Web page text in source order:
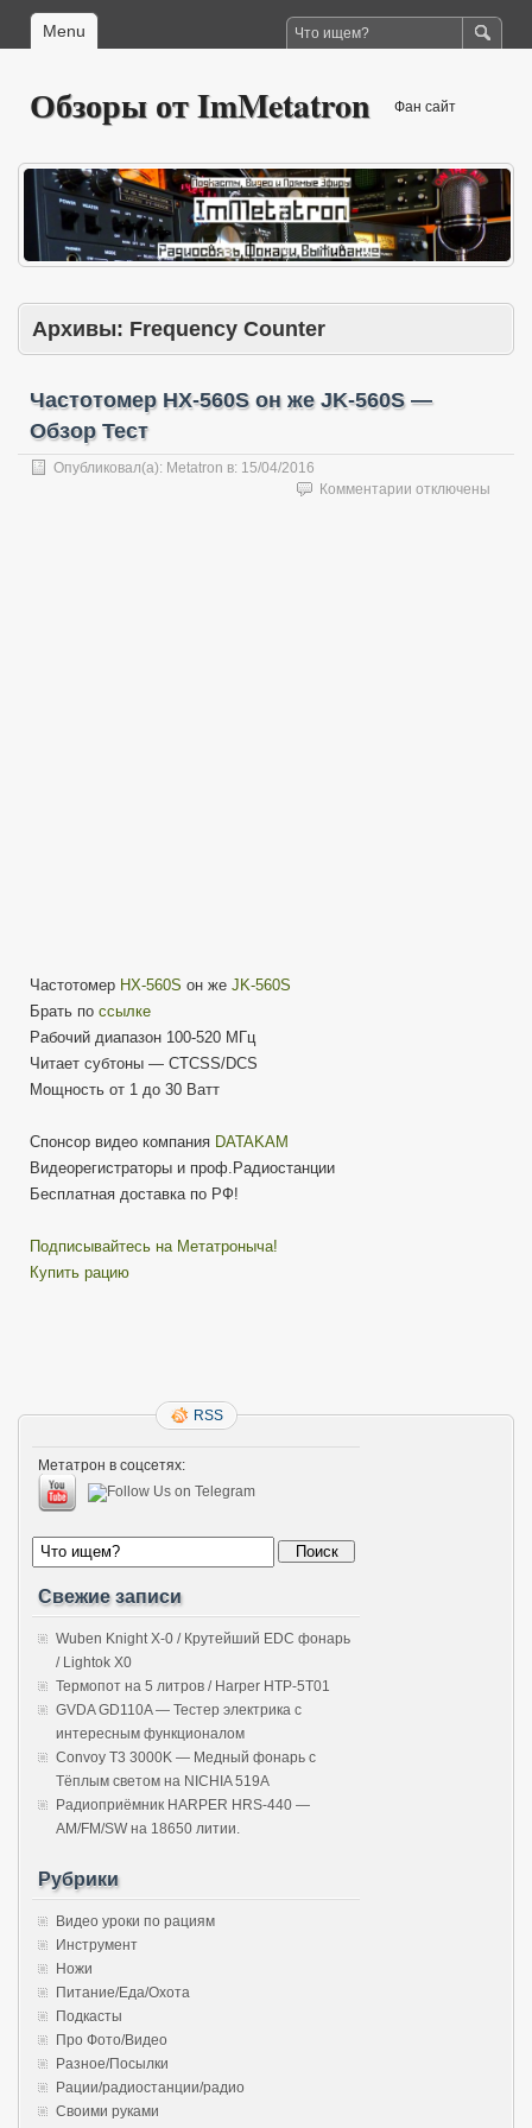
Menu
Обзоры от ImMetatron Фан сайт
Архивы: Frequency Counter
Частотомер HX-560S он же JK-560S —
Обзор Тест
Опубликовал(а): Metatron в: 15/04/2016
Комментарии котключены
Частотомер HX-560S он же JK-560S
Брать по ссылке
Рабочий диапазон 100-520 МГц
Читает субтоны — CTCSS/DCS
Мощность от 1 до 30 Ватт
Cпонсор видео компания DATAKAM
Видеорегистраторы и проф.Радиостанции
Бесплатная доставка по РФ!
Подписывайтесь на Метатроныча!
Купить рацию
RSS
Метатрон в соцсетях:
Свежие записи
Wuben Knight X-0 / Крутейший EDC фонарь
/ Lightok X0
Термопот на 5 литров / Harper HTP-5T01
GVDA GD110A — Тестер электрика с
интересным функционалом
Convoy T3 3000K — Медный фонарь с
Тёплым светом на NICHIA 519A
Радиоприёмник HARPER HRS-440 —
AM/FM/SW на 18650 литии.
Рубрики
Видео уроки по рациям
Инструмент
Ножи
Питание/Еда/Охота
Подкасты
Про Фото/Видео
Разное/Посылки
Рации/радиостанции/радио
Своими руками